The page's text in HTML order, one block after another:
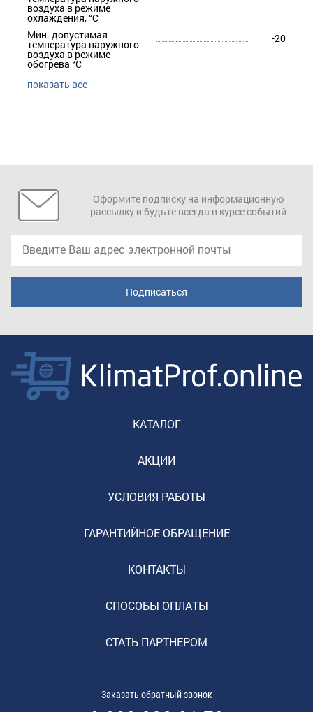
воздуха в режиме
охлаждения, °С
Мин. допустимая
температура наружного
воздуха в режиме
обогрева °С
-20
показать все
Оформите подписку на информационную
рассылку и будьте всегда в курсе событий
КАТАЛОГ
АКЦИИ
УСЛОВИЯ РАБОТЫ
ГАРАНТИЙНОЕ ОБРАЩЕНИЕ
КОНТАКТЫ
СПОСОБЫ ОПЛАТЫ
СТАТЬ ПАРТНЕРОМ
Заказать обратный звонок